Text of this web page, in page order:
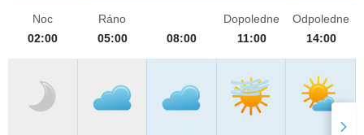
Noc
02:00
Ráno
05:00
08:00
Dopoledne
11:00
Odpoledne
14:00